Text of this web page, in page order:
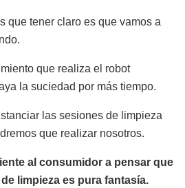
que tener claro es que vamos a
que realiza el robot
la suciedad por más tiempo.
las sesiones de limpieza
que realizar nosotros.
al consumidor a pensar que
limpieza es pura fantasía.